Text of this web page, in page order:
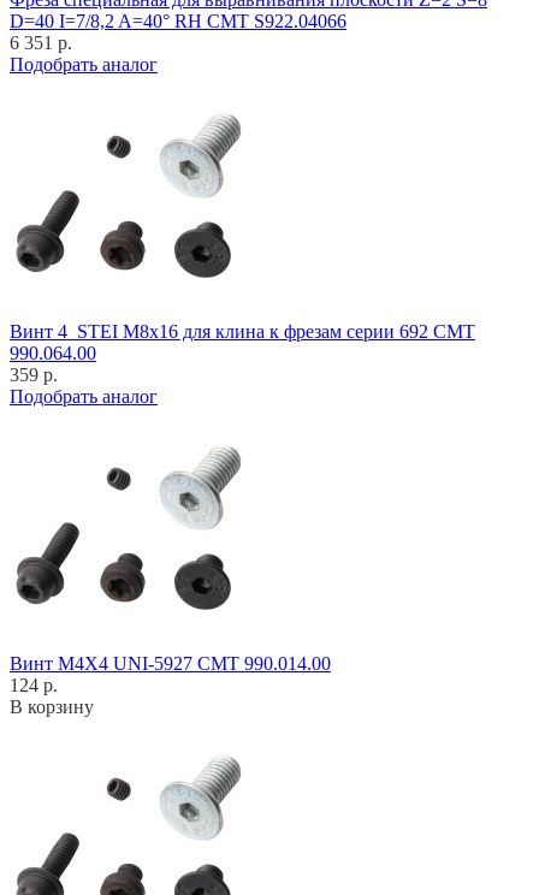
D=40 I=7/8,2 A=40° RH CMT S922.04066
6 351 р.
Подобрать аналог
Винт 4_STEI M8x16 для клина к фрезам серии 692 CMT
990.064.00
359 р.
Подобрать аналог
Винт M4X4 UNI-5927 CMT 990.014.00
124 р.
В корзину